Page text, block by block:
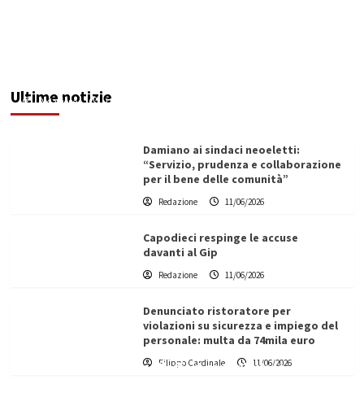
Ultime notizie
Redazione 11/06/2026
Damiano ai sindaci neoeletti:
“Servizio, prudenza e collaborazione
per il bene delle comunità”
Redazione 11/06/2026
Capodieci respinge le accuse
davanti al Gip
Redazione 11/06/2026
Denunciato ristoratore per
violazioni su sicurezza e impiego del
personale: multa da 74mila euro
Filippo Cardinale 11/06/2026
Vino in Italia: il giro d’affari contribuisce